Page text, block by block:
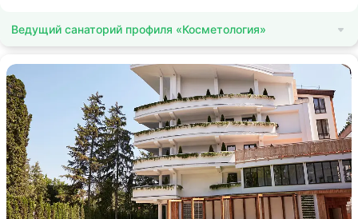
Ведущий санаторий профиля «Косметология»